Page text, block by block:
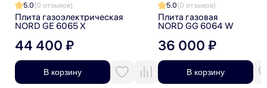
5.0(0 отзывов)
Плита газоэлектрическая
NORD GE 6065 X
44 400 ₽
В корзину
5.0(0 отзывов)
Плита газовая
NORD GG 6064 W
36 000 ₽
В корзину